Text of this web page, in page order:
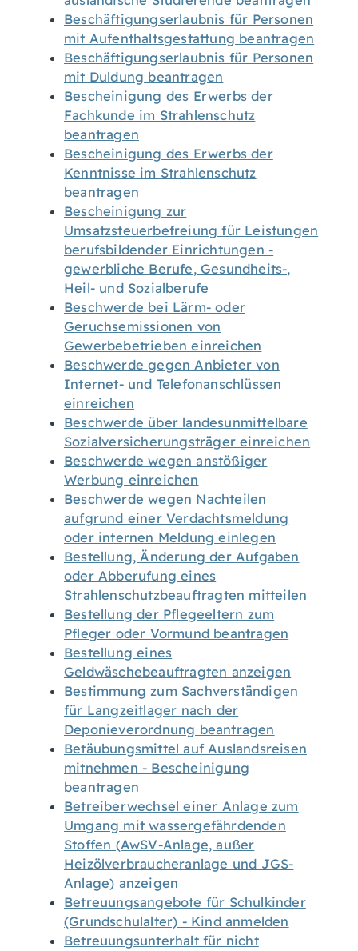
Beschäftigungserlaubnis für Personen
mit Aufenthaltsgestattung beantragen
Beschäftigungserlaubnis für Personen
mit Duldung beantragen
Bescheinigung des Erwerbs der
Fachkunde im Strahlenschutz
beantragen
Bescheinigung des Erwerbs der
Kenntnisse im Strahlenschutz
beantragen
Bescheinigung zur
Umsatzsteuerbefreiung für Leistungen
berufsbildender Einrichtungen -
gewerbliche Berufe, Gesundheits-,
Heil- und Sozialberufe
Beschwerde bei Lärm- oder
Geruchsemissionen von
Gewerbebetrieben einreichen
Beschwerde gegen Anbieter von
Internet- und Telefonanschlüssen
einreichen
Beschwerde über landesunmittelbare
Sozialversicherungsträger einreichen
Beschwerde wegen anstößiger
Werbung einreichen
Beschwerde wegen Nachteilen
aufgrund einer Verdachtsmeldung
oder internen Meldung einlegen
Bestellung, Änderung der Aufgaben
oder Abberufung eines
Strahlenschutzbeauftragten mitteilen
Bestellung der Pflegeeltern zum
Pfleger oder Vormund beantragen
Bestellung eines
Geldwäschebeauftragten anzeigen
Bestimmung zum Sachverständigen
für Langzeitlager nach der
Deponieverordnung beantragen
Betäubungsmittel auf Auslandsreisen
mitnehmen - Bescheinigung
beantragen
Betreiberwechsel einer Anlage zum
Umgang mit wassergefährdenden
Stoffen (AwSV-Anlage, außer
Heizölverbraucheranlage und JGS-
Anlage) anzeigen
Betreuungsangebote für Schulkinder
(Grundschulalter) - Kind anmelden
Betreuungsunterhalt für nicht